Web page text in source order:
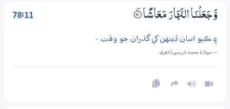
78:11 وَّجَعَلْنَا النَّهَارَ مَعَاشًا ۝۠11
۽ ڪيو اسان ڏينهن کي گذران جو وقت .
— مولانا محمد ادريس ڏاھري